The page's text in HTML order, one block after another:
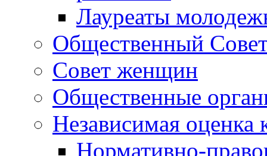
Лауреаты
Общественный
Совет женщин
Общественные
Независимая оценка
Нормативно-